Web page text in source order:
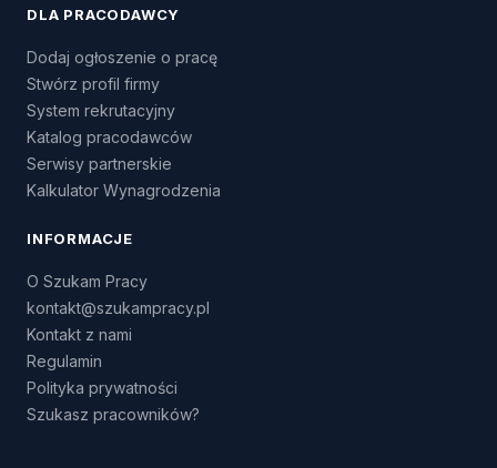
DLA PRACODAWCY
Dodaj ogłoszenie o pracę
Stwórz profil firmy
System rekrutacyjny
Katalog pracodawców
Serwisy partnerskie
Kalkulator Wynagrodzenia
INFORMACJE
O Szukam Pracy
kontakt@szukampracy.pl
Kontakt z nami
Regulamin
Polityka prywatności
Szukasz pracowników?